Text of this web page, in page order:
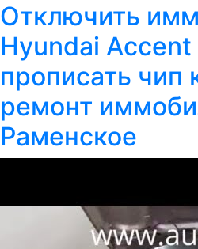
Отключить
Hyundai Accent
прописать чип
ремонт
Раменское